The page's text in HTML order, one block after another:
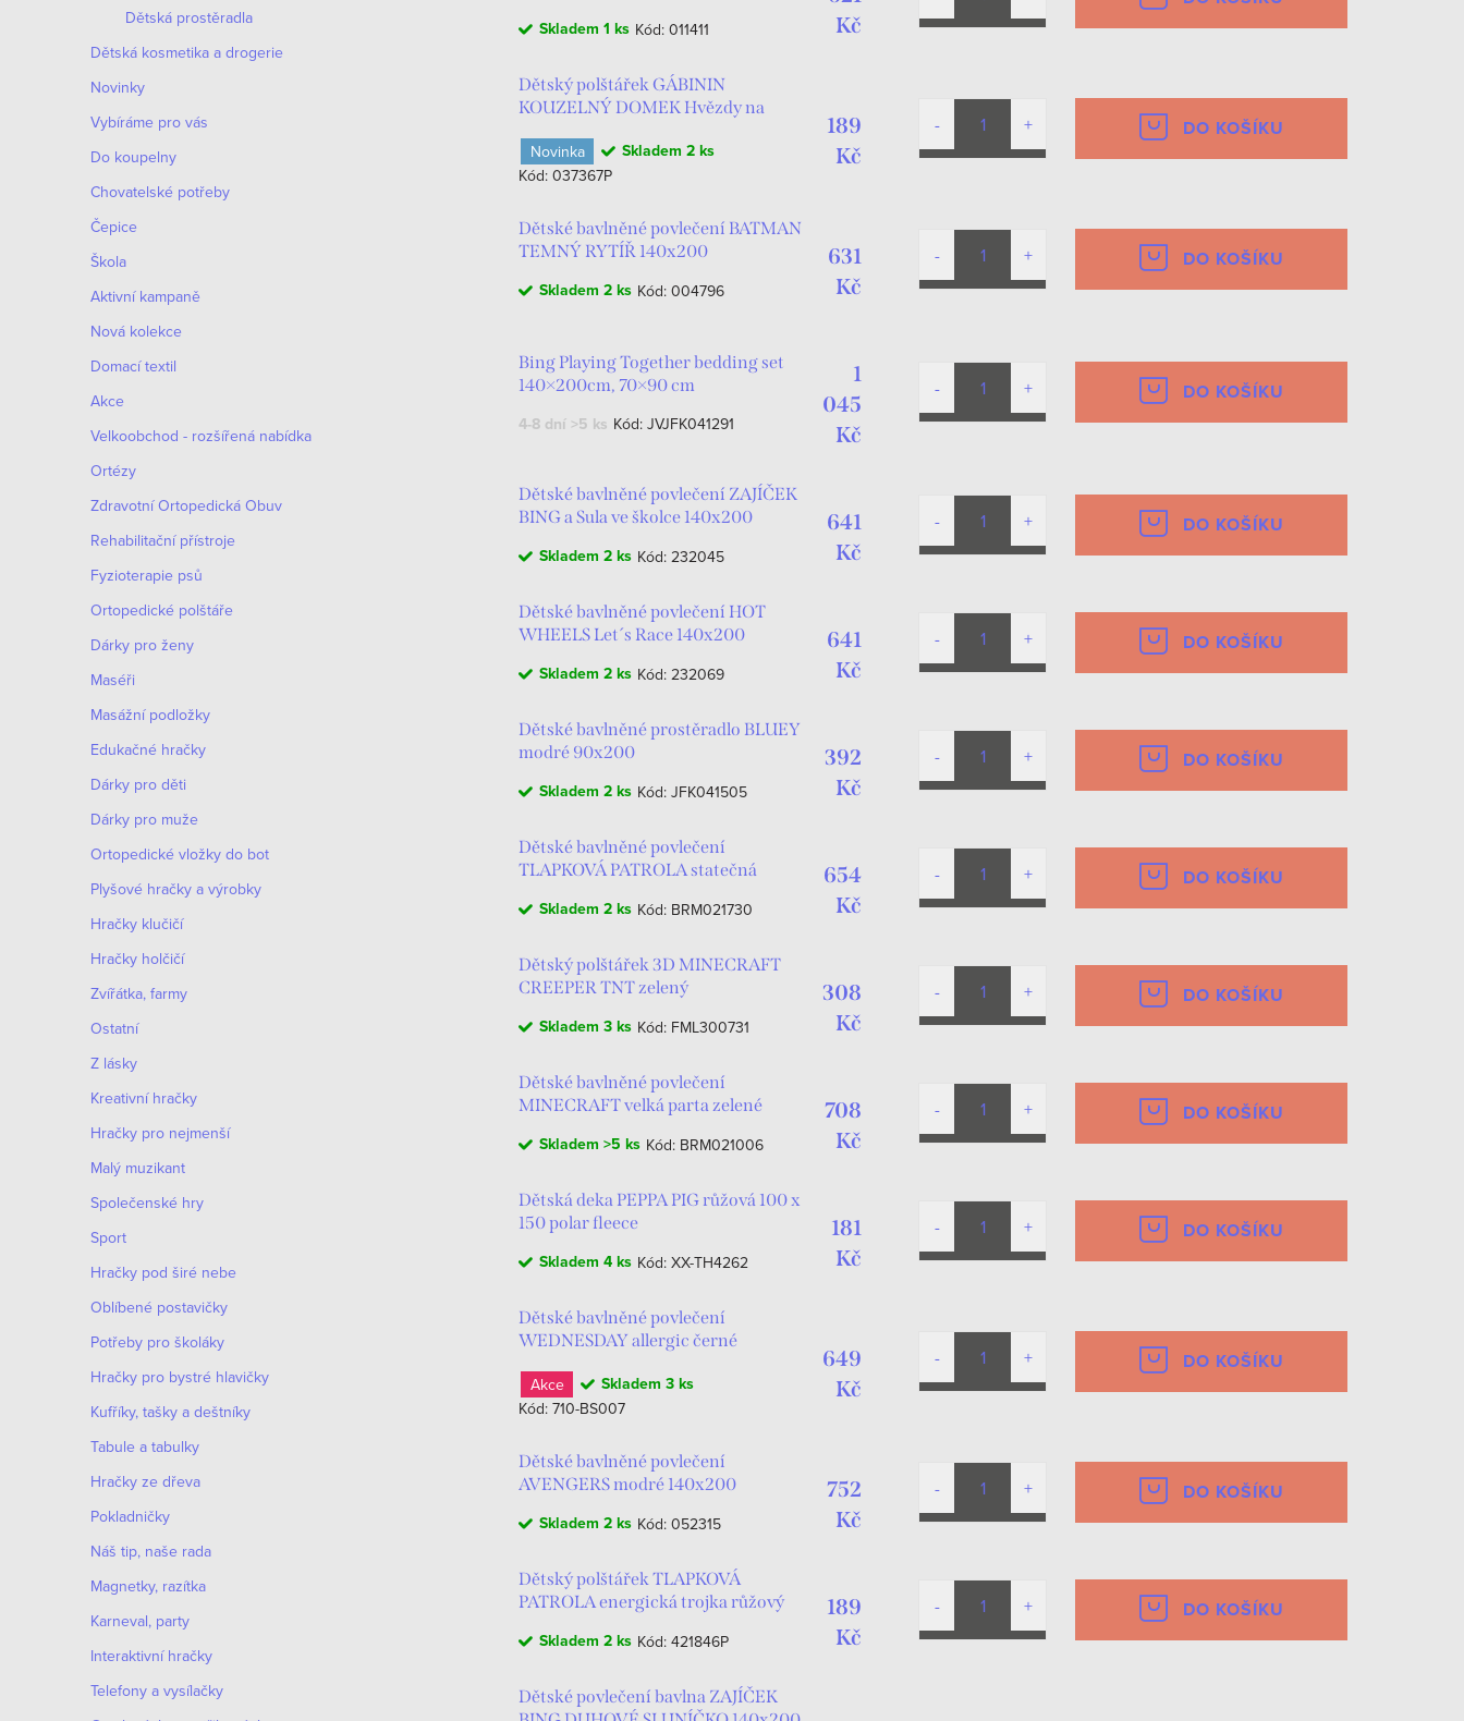
Dětská prostěradla
Dětská kosmetika a drogerie
Novinky
Vybíráme pro vás
Do koupelny
Chovatelské potřeby
Čepice
Škola
Aktivní kampaně
Nová kolekce
Domací textil
Akce
Velkoobchod - rozšířená nabídka
Ortézy
Zdravotní Ortopedická Obuv
Rehabilitační přístroje
Fyzioterapie psů
Ortopedické polštáře
Dárky pro ženy
Maséři
Masážní podložky
Edukačné hračky
Dárky pro děti
Dárky pro muže
Оrtopedické vložky do bot
Plyšové hračky a výrobky
Hračky klučičí
Hračky holčičí
Zvířátka, farmy
Ostatní
Z lásky
Kreativní hračky
Hračky pro nejmenší
Malý muzikant
Společenské hry
Sport
Hračky pod širé nebe
Oblíbené postavičky
Potřeby pro školáky
Hračky pro bystré hlavičky
Kufříky, tašky a deštníky
Tabule a tabulky
Hračky ze dřeva
Pokladničky
Náš tip, naše rada
Magnetky, razítka
Karneval, party
Interaktivní hračky
Telefony a vysílačky
Skladem 1 ks Kód: 011411
Kč
Dětský polštářek GÁBININ
KOUZELNÝ DOMEK Hvězdy na
fialovomodrý
Novinka Skladem 2 ks
Kód: 037367P
189
Kč
DO KOŠÍKU
Dětské bavlněné povlečení BATMAN
TEMNÝ RYTÍŘ 140x200
Skladem 2 ks Kód: 004796
631
Kč
DO KOŠÍKU
Bing Playing Together bedding set
140×200cm, 70×90 cm
4-8 dní >5 ks Kód: JVJFK041291
1
045
Kč
DO KOŠÍKU
Dětské bavlněné povlečení ZAJÍČEK
BING a Sula ve školce 140x200
Skladem 2 ks Kód: 232045
641
Kč
DO KOŠÍKU
Dětské bavlněné povlečení HOT
WHEELS Let´s Race 140x200
Skladem 2 ks Kód: 232069
641
Kč
DO KOŠÍKU
Dětské bavlněné prostěradlo BLUEY
modré 90x200
Skladem 2 ks Kód: JFK041505
392
Kč
DO KOŠÍKU
Dětské bavlněné povlečení
TLAPKOVÁ PATROLA statečná
Skladem 2 ks Kód: BRM021730
654
Kč
DO KOŠÍKU
Dětský polštářek 3D MINECRAFT
CREEPER TNT zelený
Skladem 3 ks Kód: FML300731
308
Kč
DO KOŠÍKU
Dětské bavlněné povlečení
MINECRAFT velká parta zelené
Skladem >5 ks Kód: BRM021006
708
Kč
DO KOŠÍKU
Dětská deka PEPPA PIG růžová 100 x
150 polar fleece
Skladem 4 ks Kód: XX-TH4262
181
Kč
DO KOŠÍKU
Dětské bavlněné povlečení
WEDNESDAY allergic černé
Akce Skladem 3 ks
Kód: 710-BS007
649
Kč
DO KOŠÍKU
Dětské bavlněné povlečení
AVENGERS modré 140x200
Skladem 2 ks Kód: 052315
752
Kč
DO KOŠÍKU
Dětský polštářek TLAPKOVÁ
PATROLA energická trojka růžový
Skladem 2 ks Kód: 421846P
189
Kč
DO KOŠÍKU
Dětské povlečení bavlna ZAJÍČEK